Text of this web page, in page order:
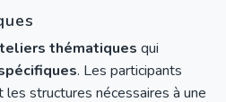
thématiques qui
. Les participants
structures nécessaires à une